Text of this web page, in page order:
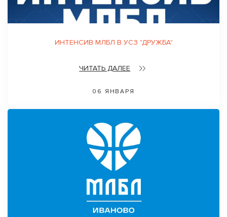
ИНТЕНСИВ МЛБЛ В УСЗ "ДРУЖБА"
ЧИТАТЬ ДАЛЕЕ
06 ЯНВАРЯ